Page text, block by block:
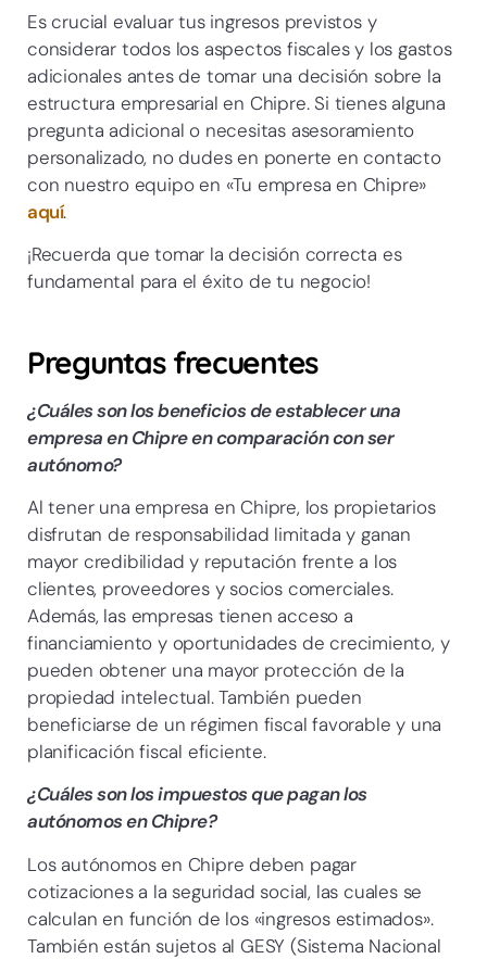
Es crucial evaluar tus ingresos previstos y
considerar todos los aspectos fiscales y los gastos
adicionales antes de tomar una decisión sobre la
estructura empresarial en Chipre. Si tienes alguna
pregunta adicional o necesitas asesoramiento
personalizado, no dudes en ponerte en contacto
con nuestro equipo en «Tu empresa en Chipre»
aquí.
¡Recuerda que tomar la decisión correcta es
fundamental para el éxito de tu negocio!
Preguntas frecuentes
¿Cuáles son los beneficios de establecer una
empresa en Chipre en comparación con ser
autónomo?
Al tener una empresa en Chipre, los propietarios
disfrutan de responsabilidad limitada y ganan
mayor credibilidad y reputación frente a los
clientes, proveedores y socios comerciales.
Además, las empresas tienen acceso a
financiamiento y oportunidades de crecimiento, y
pueden obtener una mayor protección de la
propiedad intelectual. También pueden
beneficiarse de un régimen fiscal favorable y una
planificación fiscal eficiente.
¿Cuáles son los impuestos que pagan los
autónomos en Chipre?
Los autónomos en Chipre deben pagar
cotizaciones a la seguridad social, las cuales se
calculan en función de los «ingresos estimados».
También están sujetos al GESY (Sistema Nacional